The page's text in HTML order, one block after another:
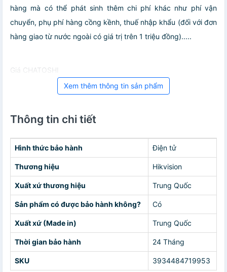
hàng mà có thể phát sinh thêm chi phí khác như phí vận
chuyển, phụ phí hàng cồng kềnh, thuế nhập khẩu (đối với đơn
hàng giao từ nước ngoài có giá trị trên 1 triệu đồng).....
Giá CHATOSHI
Xem thêm thông tin sản phẩm
Thông tin chi tiết
Hình thức bảo hành Điện tử
Thương hiệu Hikvision
Xuất xứ thương hiệu Trung Quốc
Sản phẩm có được bảo hành không? Có
Xuất xứ (Made in) Trung Quốc
Thời gian bảo hành 24 Tháng
SKU 3934484719953